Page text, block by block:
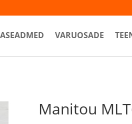
VARUOSADE
Manitou